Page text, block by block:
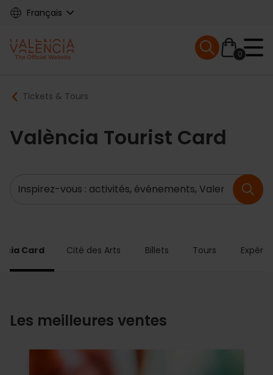
Skip
content
Français
Main
navigation
0
Mobile menu
Breadcrumb
Tickets & Tours
València Tourist Card
Recherche
Card Cité des Arts Billets Tours
Les meilleures ventes